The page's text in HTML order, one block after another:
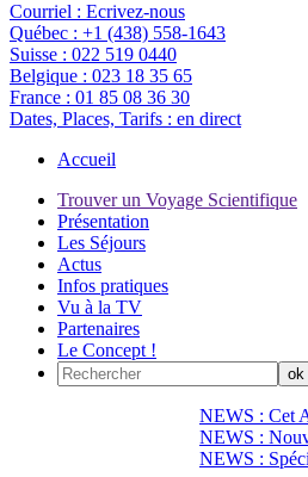
Courriel : Ecrivez-nous
Québec : +1 (438) 558-1643
Suisse : 022 519 0440
Belgique : 023 18 35 65
France : 01 85 08 36 30
Dates, Places, Tarifs : en direct
Accueil
Trouver un Voyage Scientifique
Présentation
Les Séjours
Actus
Infos pratiques
Vu à la TV
Partenaires
Le Concept !
NEWS : Cet
NEWS :
NEWS :